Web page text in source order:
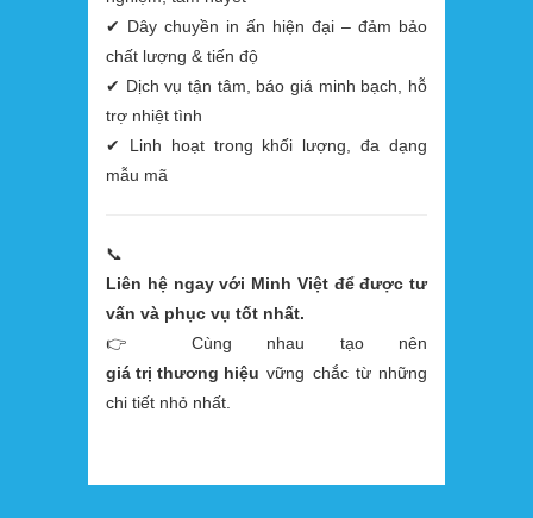
✔ Dây chuyền in ấn hiện đại – đảm bảo
chất lượng & tiến độ
✔ Dịch vụ tận tâm, báo giá minh bạch, hỗ
trợ nhiệt tình
✔ Linh hoạt trong khối lượng, đa dạng
mẫu mã
📞
Liên hệ ngay với Minh Việt để được tư
vấn và phục vụ tốt nhất.
👉 Cùng nhau tạo nên
giá trị thương hiệu vững chắc từ những
chi tiết nhỏ nhất.